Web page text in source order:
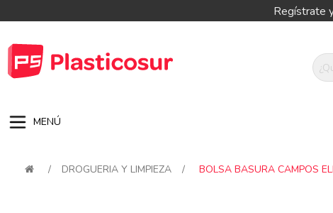
Regístrate
MENÚ
/ DROGUERIA Y LIMPIEZA / BOLSA BASURA CAMPOS